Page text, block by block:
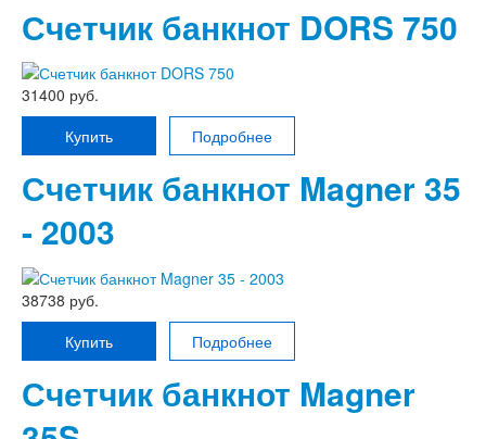
Счетчик банкнот DORS 750
31400 руб.
Купить
Подробнее
Счетчик банкнот Magner 35
- 2003
38738 руб.
Купить
Подробнее
Счетчик банкнот Magner